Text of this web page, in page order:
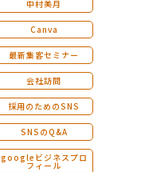
中村美月
Canva
最新集客セミナー
会社訪問
採用のためのSNS
SNSのQ&A
googleビジネスプロ
フィール